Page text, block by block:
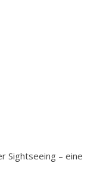
Sightseeing – eine